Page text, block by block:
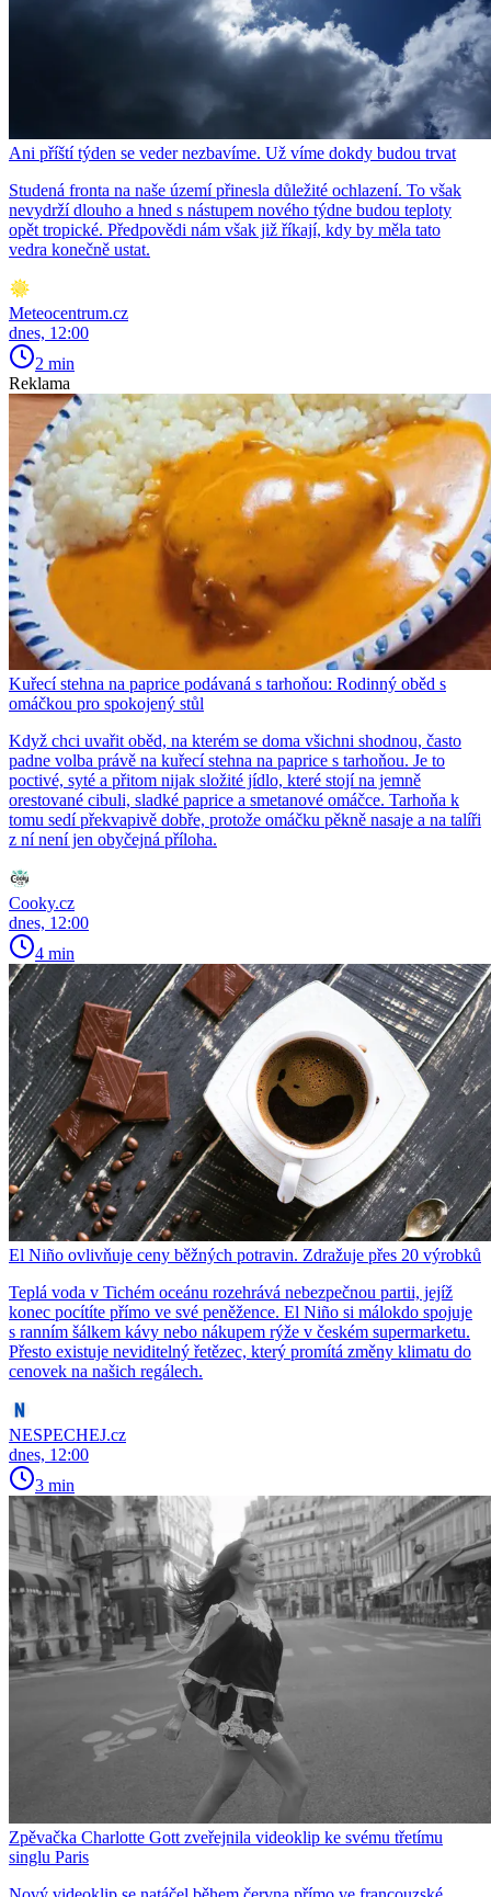
Ani příští týden se veder nezbavíme. Už víme dokdy budou trvat
Studená fronta na naše území přinesla důležité ochlazení. To však
nevydrží dlouho a hned s nástupem nového týdne budou teploty
opět tropické. Předpovědi nám však již říkají, kdy by měla tato
vedra konečně ustat.
Meteocentrum.cz
dnes, 12:00
2 min
Reklama
Kuřecí stehna na paprice podávaná s tarhoňou: Rodinný oběd s
omáčkou pro spokojený stůl
Když chci uvařit oběd, na kterém se doma všichni shodnou, často
padne volba právě na kuřecí stehna na paprice s tarhoňou. Je to
poctivé, syté a přitom nijak složité jídlo, které stojí na jemně
orestované cibuli, sladké paprice a smetanové omáčce. Tarhoňa k
tomu sedí překvapivě dobře, protože omáčku pěkně nasaje a na talíři
z ní není jen obyčejná příloha.
Cooky.cz
dnes, 12:00
4 min
El Niño ovlivňuje ceny běžných potravin. Zdražuje přes 20 výrobků
Teplá voda v Tichém oceánu rozehrává nebezpečnou partii, jejíž
konec pocítíte přímo ve své peněžence. El Niño si málokdo spojuje
s ranním šálkem kávy nebo nákupem rýže v českém supermarketu.
Přesto existuje neviditelný řetězec, který promítá změny klimatu do
cenovek na našich regálech.
NESPECHEJ.cz
dnes, 12:00
3 min
Zpěvačka Charlotte Gott zveřejnila videoklip ke svému třetímu
singlu Paris